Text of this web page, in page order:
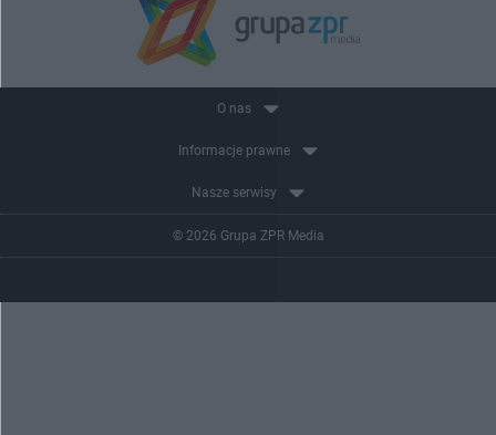
O nas
Informacje prawne
Nasze serwisy
© 2026 Grupa ZPR Media